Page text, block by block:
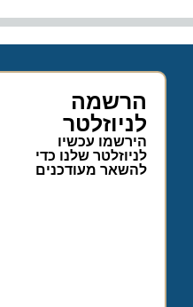
הרשמה
לניוזלטר
הירשמו עכשיו
לניוזלטר שלנו כדי
להשאר מעודכנים